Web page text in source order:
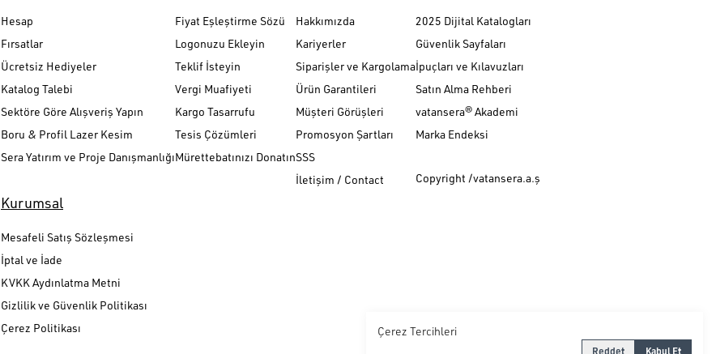
Çerez Tercihleri
Reddet Kabul Et
Hesap
Fırsatlar
Ücretsiz Hediyeler
Katalog Talebi
Sektöre Göre Alışveriş Yapın
Boru & Profil Lazer Kesim
Sera Yatırım ve Proje Danışmanlığı
Fiyat Eşleştirme Sözü
Logonuzu Ekleyin
Teklif İsteyin
Vergi Muafiyeti
Kargo Tasarrufu
Tesis Çözümleri
Mürettebatınızı Donatın
Hakkımızda
Kariyerler
Siparişler ve Kargolama
Ürün Garantileri
Müşteri Görüşleri
Promosyon Şartları
SSS
İletişim / Contact
2025 Dijital Katalogları
Güvenlik Sayfaları
İpuçları ve Kılavuzları
Satın Alma Rehberi
vatansera® Akademi
Marka Endeksi
Copyright /vatansera.a.ş
Kurumsal
Mesafeli Satış Sözleşmesi
İptal ve İade
KVKK Aydınlatma Metni
Gizlilik ve Güvenlik Politikası
Çerez Politikası